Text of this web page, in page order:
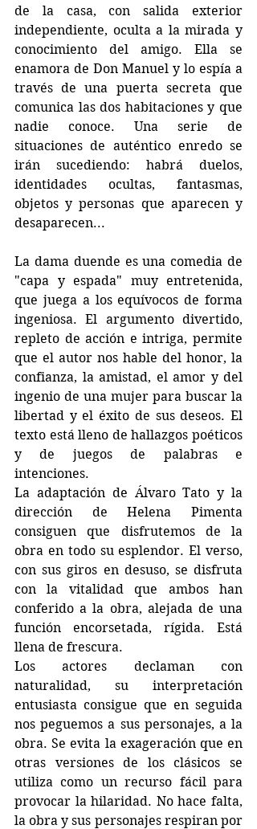
de la casa, con salida exterior
independiente, oculta a la mirada y
conocimiento del amigo. Ella se
enamora de Don Manuel y lo espía a
través de una puerta secreta que
comunica las dos habitaciones y que
nadie conoce. Una serie de
situaciones de auténtico enredo se
irán sucediendo: habrá duelos,
identidades ocultas, fantasmas,
objetos y personas que aparecen y
desaparecen...
La dama duende es una comedia de
"capa y espada" muy entretenida,
que juega a los equívocos de forma
ingeniosa. El argumento divertido,
repleto de acción e intriga, permite
que el autor nos hable del honor, la
confianza, la amistad, el amor y del
ingenio de una mujer para buscar la
libertad y el éxito de sus deseos. El
texto está lleno de hallazgos poéticos
y de juegos de palabras e
intenciones.
La adaptación de Álvaro Tato y la
dirección de Helena Pimenta
consiguen que disfrutemos de la
obra en todo su esplendor. El verso,
con sus giros en desuso, se disfruta
con la vitalidad que ambos han
conferido a la obra, alejada de una
función encorsetada, rígida. Está
llena de frescura.
Los actores declaman con
naturalidad, su interpretación
entusiasta consigue que en seguida
nos peguemos a sus personajes, a la
obra. Se evita la exageración que en
otras versiones de los clásicos se
utiliza como un recurso fácil para
provocar la hilaridad. No hace falta,
la obra y sus personajes respiran por